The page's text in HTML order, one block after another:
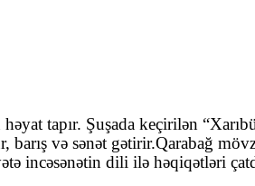
tapır. Şuşada keçirilən
və sənət gətirir.Qarabağ
incəsənətin dili ilə həqiqətləri